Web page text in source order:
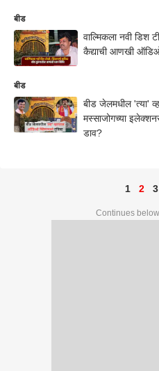
बीड
वाल्मिकला नवी डिश
कैद्याची आणखी
बीड
बीड जेलमधील 'त्या'
मस्साजोगच्या
डाव?
1 2 3
Continues